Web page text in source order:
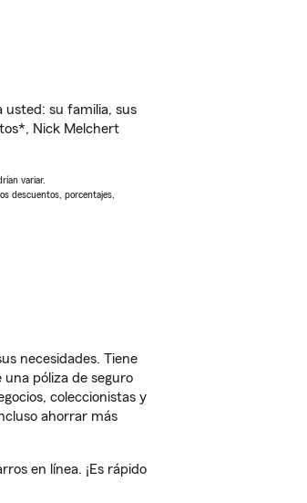
usted: su familia, sus
Nick Melchert
variar.
descuentos, porcentajes,
necesidades. Tiene
una póliza de seguro
coleccionistas y
ahorrar más
en línea. ¡Es rápido